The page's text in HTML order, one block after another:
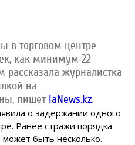
в торговом центре
как минимум 22
рассказала журналистка
на
пишетIaNews.kz.
о задержании одного
Ранее стражи порядка
быть несколько.